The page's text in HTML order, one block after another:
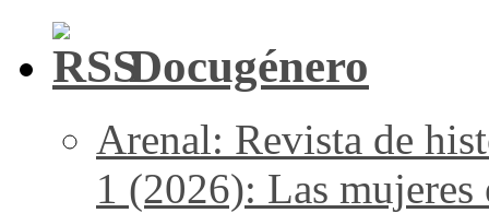
Docugénero
Arenal: Revista de
1 (2026): Las